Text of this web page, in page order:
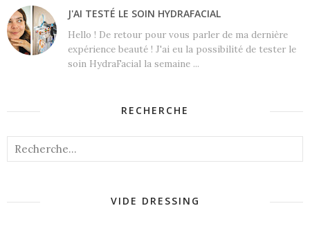
J'AI TESTÉ LE SOIN HYDRAFACIAL
Hello ! De retour pour vous parler de ma dernière
expérience beauté ! J'ai eu la possibilité de tester le
soin HydraFacial la semaine ...
RECHERCHE
VIDE DRESSING